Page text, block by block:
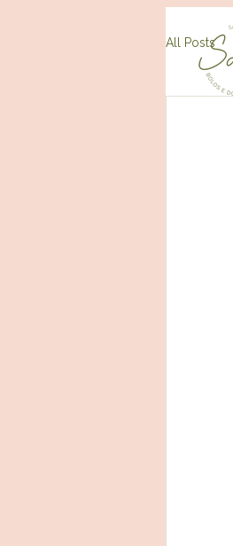
All Posts